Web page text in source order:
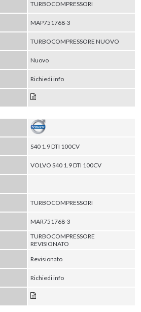
TURBOCOMPRESSORI
MAP751768-3
TURBOCOMPRESSORE NUOVO
Nuovo
Richiedi info
S40 1.9 DTI 100CV
VOLVO S40 1.9 DTI 100CV
TURBOCOMPRESSORI
MAR751768-3
TURBOCOMPRESSORE
REVISIONATO
Revisionato
Richiedi info